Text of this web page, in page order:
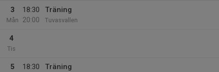
3
Mån
18:30
20:00
Träning
Tuvasvallen
4
Tis
5
18:30
Träning